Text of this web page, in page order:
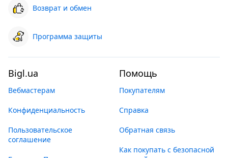
Возврат и обмен
Программа защиты
Bigl.ua
Вебмастерам
Конфиденциальность
Пользовательское
соглашение
Помощь
Покупателям
Справка
Обратная связь
Как покупать с безопасной